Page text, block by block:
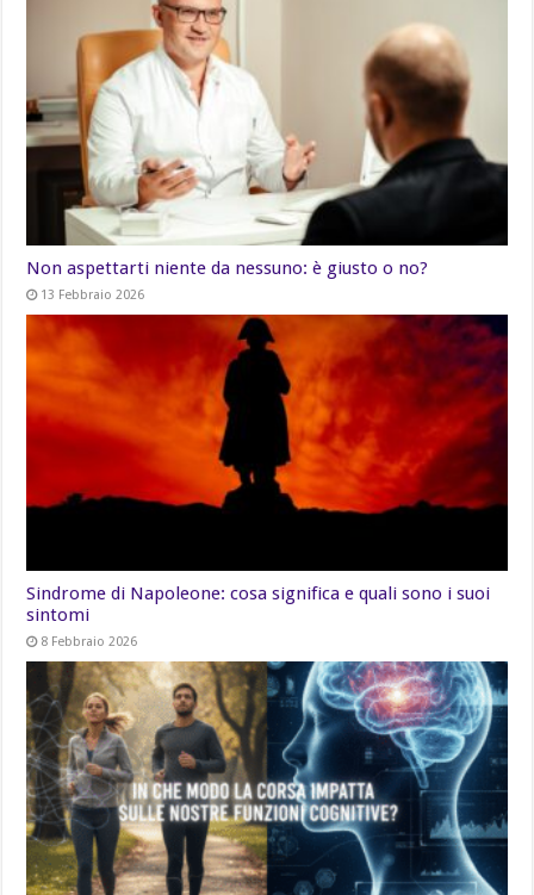
Non aspettarti niente da nessuno: è giusto o no?
13 Febbraio 2026
Sindrome di Napoleone: cosa significa e quali sono i suoi
sintomi
8 Febbraio 2026